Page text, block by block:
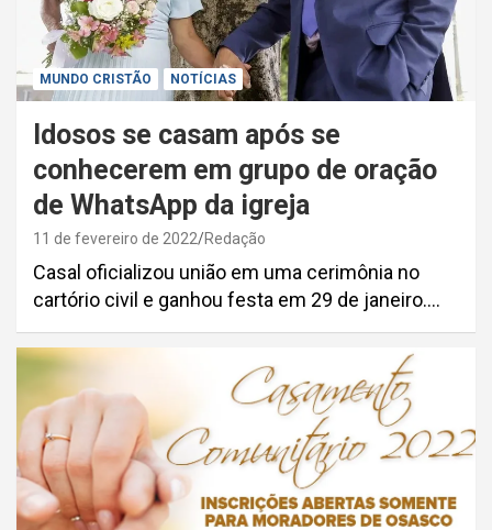
MUNDO CRISTÃO NOTÍCIAS
Idosos se casam após se
conhecerem em grupo de oração
de WhatsApp da igreja
11 de fevereiro de 2022 Redação
Casal oficializou união em uma cerimônia no
cartório civil e ganhou festa em 29 de janeiro.…